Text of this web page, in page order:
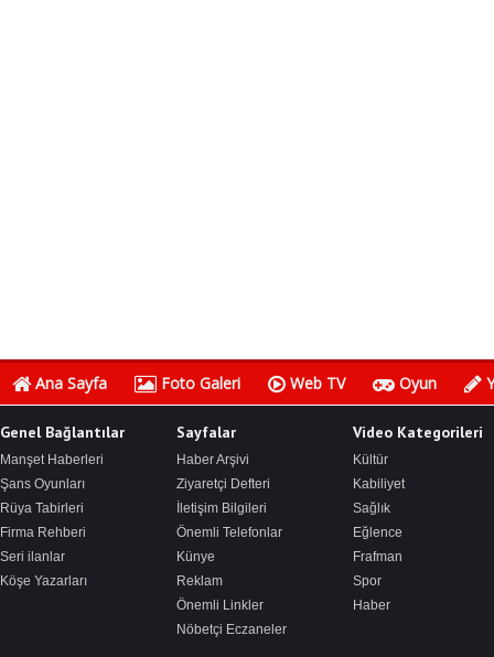
Ana Sayfa Foto Galeri Web TV Oyun
Genel Bağlantılar
Manşet Haberleri
Şans Oyunları
Rüya Tabirleri
Firma Rehberi
Seri ilanlar
Köşe Yazarları
Sayfalar
Haber Arşivi
Ziyaretçi Defteri
İletişim Bilgileri
Önemli Telefonlar
Künye
Reklam
Önemli Linkler
Nöbetçi Eczaneler
Video Kategorileri
Kültür
Kabiliyet
Sağlık
Eğlence
Frafman
Spor
Haber